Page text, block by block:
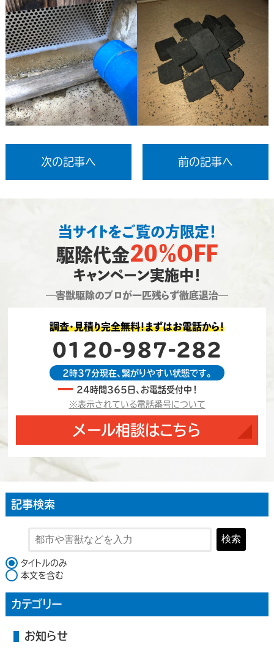
次の記事へ 前の記事へ
当サイトをご覧の方限定！
駆除代金20％OFF
キャンペーン実施中！
―害獣駆除のプロが一匹残らず徹底退治―
調査・見積り完全無料！まずはお電話から！
0120-987-282
2時37分現在、繋がりやすい状態です。
24時間365日、お電話受付中！
※表示されている電話番号について
メール相談はこちら
記事検索
検索
検索対象
タイトルのみ
本文を含む
カテゴリー
お知らせ